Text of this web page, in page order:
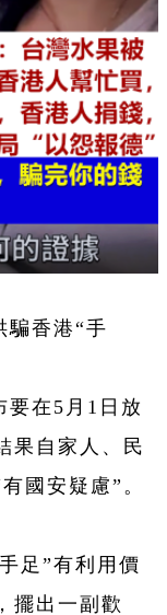
騙香港“手
要在5月1日放
果自家人、民
國安疑慮”。
足”有利用價
擺出一副歡